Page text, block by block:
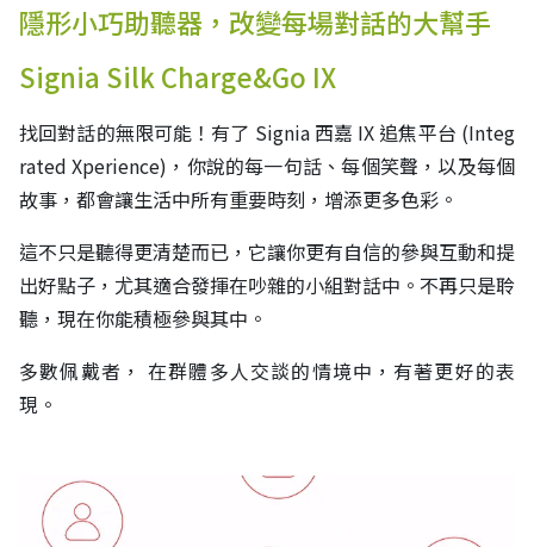
隱形小巧助聽器，改變每場對話的大幫手
Signia Silk Charge&Go IX
找回對話的無限可能！有了 Signia 西嘉 IX 追焦平台 (Integ
rated Xperience)，你說的每一句話、每個笑聲，以及每個
故事，都會讓生活中所有重要時刻，增添更多色彩。
這不只是聽得更清楚而已，它讓你更有自信的參與互動和提
出好點子，尤其適合發揮在吵雜的小組對話中。不再只是聆
聽，現在你能積極參與其中。
多數佩戴者， 在群體多人交談的情境中，有著更好的表
現。